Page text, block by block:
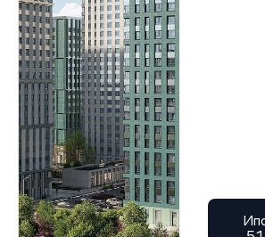
Проектная декларация от 05.01.2026
Проектная декларация от 05.01.2026
Проектная декларация от 05.01.2026
Проектная декларация от 05.01.2026
Проектная декларация от 05.01.2026
Проектная декларация от 05.01.2026
Проектная декларация от 05.01.2026
Проектная декларация от 05.01.2026
Проектная декларация от 05.01.2026
Проектная декларация от 05.01.2026
Проектная декларация от 05.01.2026
Проектная декларация от 05.01.2026
Проектная декларация от 05.01.2026
Проектная декларация от 05.01.2026
Проектная декларация от